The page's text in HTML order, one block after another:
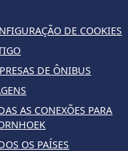
DE COOKIES
DE ÔNIBUS
AS CONEXÕES PARA
OS PAÍSES